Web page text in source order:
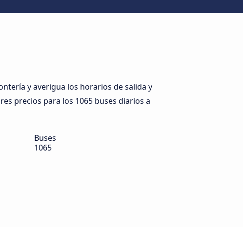
y averigua los horarios de salida y
precios para los 1065 buses diarios a
Buses
1065